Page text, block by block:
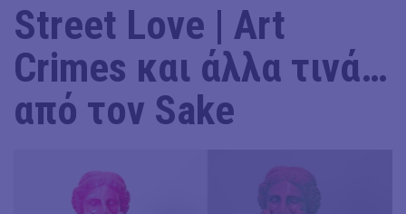
Street Love | Art
Crimes και άλλα τινά…
από τον Sake